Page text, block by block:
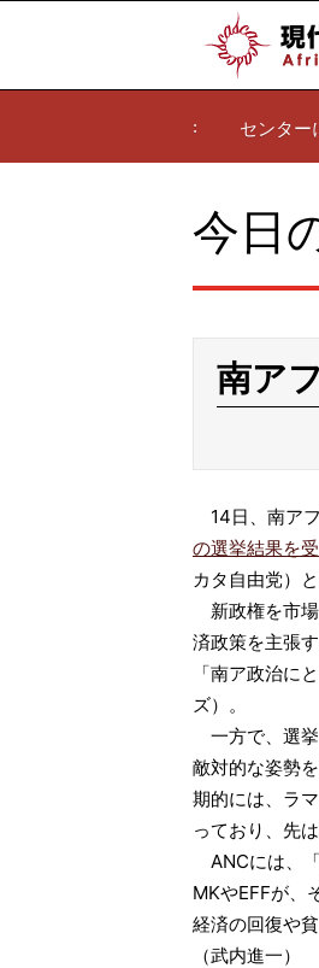
センター
今日
南ア
14日、南ア
の選挙結果を
カタ自由党）
新政権を市
済政策を主張
「南ア政治に
ズ）。
一方で、選
敵対的な姿勢
期的には、ラ
っており、先
ANCには、
MKやEFFが、
経済の回復や
（武内進一）